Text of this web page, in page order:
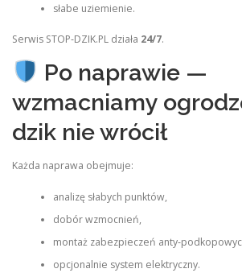
słabe uziemienie.
Serwis STOP‑DZIK.PL działa 24/7.
Po naprawie —
wzmacniamy
dzik nie wrócił
Każda naprawa obejmuje:
analizę słabych punktów,
dobór wzmocnień,
montaż zabezpieczeń
opcjonalnie system elektryczny.